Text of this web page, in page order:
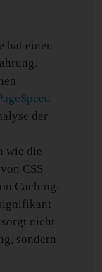
hat einen
der
wie die
CSS
Caching-
nicht
sondern